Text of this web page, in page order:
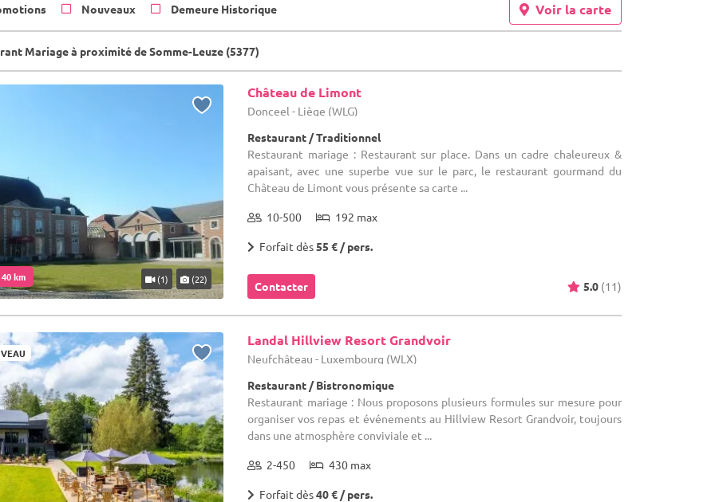
Nouveaux Demeure Historique Voir la carte
Mariage à proximité de Somme-Leuze (5377)
km (1) (22)
Château de Limont
Donceel - Liège (WLG)
Restaurant / Traditionnel
Restaurant mariage : Restaurant sur place. Dans un cadre chaleureux &
apaisant, avec une superbe vue sur le parc, le restaurant gourmand du
Château de Limont vous présente sa carte ...
10-500 192 max
Forfait dès55 € / pers.
Contacter 5.0 (11)
Landal Hillview Resort Grandvoir
Neufchâteau - Luxembourg (WLX)
Restaurant / Bistronomique
Restaurant mariage : Nous proposons plusieurs formules sur mesure pour
organiser vos repas et événements au Hillview Resort Grandvoir, toujours
dans une atmosphère conviviale et ...
2-450 430 max
Forfait dès40 € / pers.